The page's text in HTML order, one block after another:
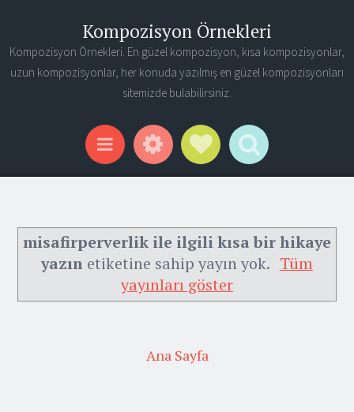
Kompozisyon Örnekleri
Kompozisyon Örnekleri. En güzel kompozisyon, kısa kompozisyonlar,
uzun kompozisyonlar, her konuda yazılmış en güzel kompozisyonları
sitemizde bulabilirsiniz.
Menu WidgetsSocial Links
Search
misafirperverlik ile ilgili kısa bir hikaye
yazın etiketine sahip yayın yok. Tüm
yayınları göster
Ana Sayfa